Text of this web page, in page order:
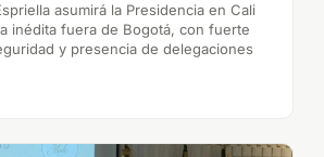
asumirá la Presidencia en Cali
inédita fuera de Bogotá, con fuerte
y presencia de delegaciones